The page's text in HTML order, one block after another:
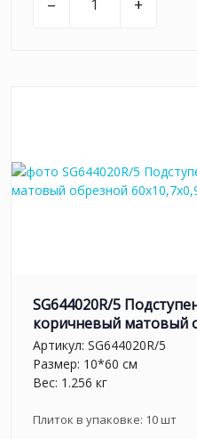
– +
SG644020R/5
коричневый матовый
Артикул: SG644020R/5
Размер: 10*60 см
Вес: 1.256 кг
Плиток в упаковке: 10шт